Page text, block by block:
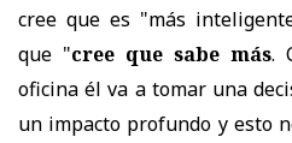
cree que es "más
que "cree que sabe más.
oficina él va a tomar una
un impacto profundo y esto